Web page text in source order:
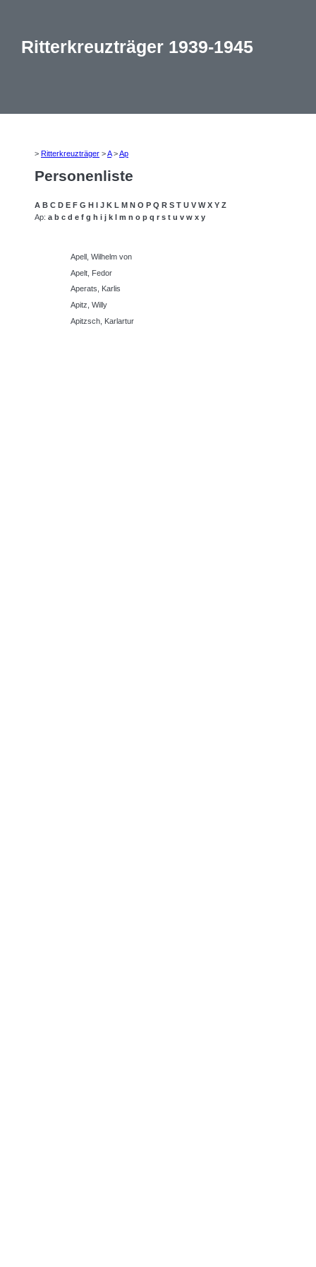
Ritterkreuzträger 1939-1945
> Ritterkreuzträger >A>Ap
Personenliste
A B C D E F G H I J K L M N O P Q R S T U V W X Y Z
Ap: a b c d e f g h i j k l m n o p q r s t u v w x y
Apell, Wilhelm von
Apelt, Fedor
Aperats, Karlis
Apitz, Willy
Apitzsch, Karlartur